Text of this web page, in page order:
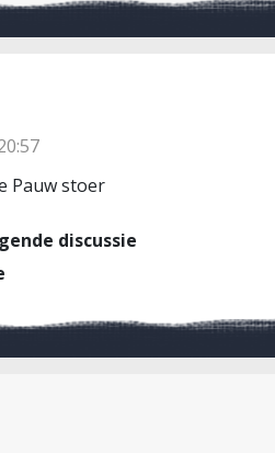
Pauw stoer
discussie